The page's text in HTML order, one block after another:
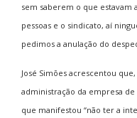
sem saberem o que estavam
pessoas e o sindicato, aí
pedimos a anulação do
José Simões acrescentou
administração da empresa
que manifestou “não ter a